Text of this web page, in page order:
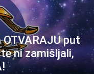
OTVARAJU put
ni zamišljali,